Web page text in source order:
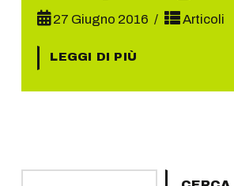
27 Giugno 2016 Articoli
LEGGI DI PIÙ